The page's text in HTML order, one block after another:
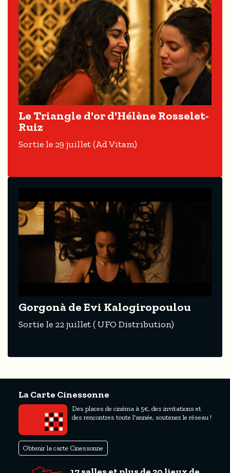
Le Triangle d'or d'Hélène Rosselet-
Ruiz
Sortie le 29 juillet (Ad Vitam)
Gorgonà de Evi Kalogiropoulou
Sortie le 22 juillet ( UFO Distribution)
La Carte Cinessonne
Des places de cinéma à 5€, des invitations et
des rencontres toute l'année, soutenez le réseau !
Obtenir la carte Cinessonne